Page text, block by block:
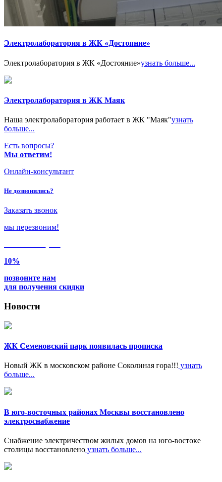
Электролаборатория в ЖК «Достояние»
Электролаборатория в ЖК «Достояние»узнать больше...
Электролаборатория в ЖК Маяк
Наша электролаборатория работает в ЖК "Маяк"узнать
больше...
Есть вопросы?
Мы ответим!
Онлайн-консультант
Не дозвонились?
Заказать звонок
мы перезвоним!
10%
позвоните нам
для получения скидки
Новости
ЖК Семеновский парк появилась прописка
Новый ЖК в московском районе Соколиная гора!!! узнать
больше...
В юго-восточных районах Москвы восстановлено
электроснабжение
Снабжение электричеством жилых домов на юго-востоке
столицы восстановлено узнать больше...